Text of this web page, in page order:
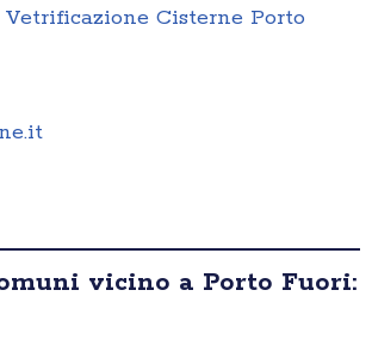
Cisterne Porto
vicino a Porto Fuori: